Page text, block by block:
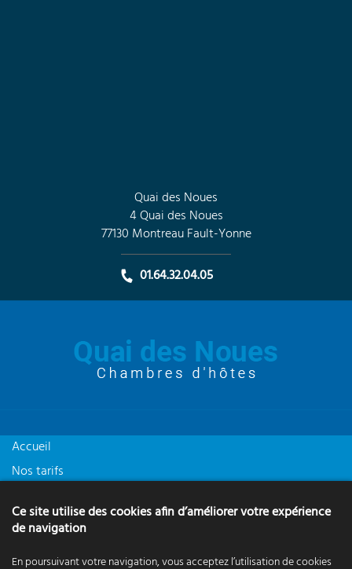
Quai des Noues
4 Quai des Noues
77130 Montreau Fault-Yonne
01.64.32.04.05
Accueil
Nos tarifs
Actualités
Ce site utilise des cookies afin d’améliorer votre expérience
de navigation
En poursuivant votre navigation, vous acceptez l’utilisation de cookies